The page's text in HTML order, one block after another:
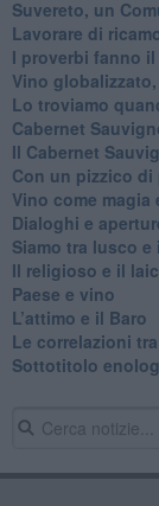
Suvereto, un
Lavorare di
​I proverbi fanno
Vino
Lo troviamo
Cabernet
Il Cabernet
Con un pizzico
​Vino come magia
Dialoghi e
Siamo tra lusco
Il religioso e il
​Paese e vino
L’attimo e il Baro
Le correlazioni
​Sottotitolo